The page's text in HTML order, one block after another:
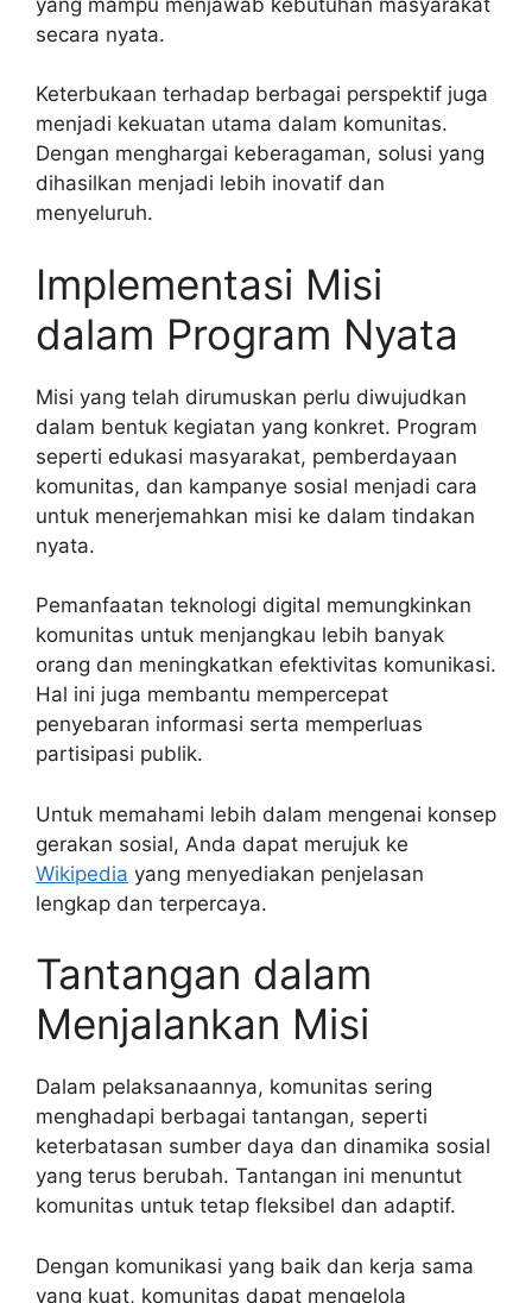
secara nyata.
Keterbukaan terhadap berbagai perspektif juga
menjadi kekuatan utama dalam komunitas.
Dengan menghargai keberagaman, solusi yang
dihasilkan menjadi lebih inovatif dan
menyeluruh.
Implementasi Misi
dalam Program Nyata
Misi yang telah dirumuskan perlu diwujudkan
dalam bentuk kegiatan yang konkret. Program
seperti edukasi masyarakat, pemberdayaan
komunitas, dan kampanye sosial menjadi cara
untuk menerjemahkan misi ke dalam tindakan
nyata.
Pemanfaatan teknologi digital memungkinkan
komunitas untuk menjangkau lebih banyak
orang dan meningkatkan efektivitas komunikasi.
Hal ini juga membantu mempercepat
penyebaran informasi serta memperluas
partisipasi publik.
Untuk memahami lebih dalam mengenai konsep
gerakan sosial, Anda dapat merujuk ke
Wikipedia yang menyediakan penjelasan
lengkap dan terpercaya.
Tantangan dalam
Menjalankan Misi
Dalam pelaksanaannya, komunitas sering
menghadapi berbagai tantangan, seperti
keterbatasan sumber daya dan dinamika sosial
yang terus berubah. Tantangan ini menuntut
komunitas untuk tetap fleksibel dan adaptif.
Dengan komunikasi yang baik dan kerja sama
yang kuat, komunitas dapat mengelola